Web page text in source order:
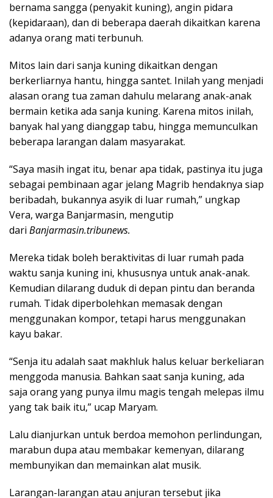
bernama sangga (penyakit kuning), angin pidara
(kepidaraan), dan di beberapa daerah dikaitkan karena
adanya orang mati terbunuh.
Mitos lain dari sanja kuning dikaitkan dengan
berkerliarnya hantu, hingga santet. Inilah yang menjadi
alasan orang tua zaman dahulu melarang anak-anak
bermain ketika ada sanja kuning. Karena mitos inilah,
banyak hal yang dianggap tabu, hingga memunculkan
beberapa larangan dalam masyarakat.
“Saya masih ingat itu, benar apa tidak, pastinya itu juga
sebagai pembinaan agar jelang Magrib hendaknya siap
beribadah, bukannya asyik di luar rumah,” ungkap
Vera, warga Banjarmasin, mengutip
dari Banjarmasin.tribunews.
Mereka tidak boleh beraktivitas di luar rumah pada
waktu sanja kuning ini, khususnya untuk anak-anak.
Kemudian dilarang duduk di depan pintu dan beranda
rumah. Tidak diperbolehkan memasak dengan
menggunakan kompor, tetapi harus menggunakan
kayu bakar.
“Senja itu adalah saat makhluk halus keluar berkeliaran
menggoda manusia. Bahkan saat sanja kuning, ada
saja orang yang punya ilmu magis tengah melepas ilmu
yang tak baik itu,” ucap Maryam.
Lalu dianjurkan untuk berdoa memohon perlindungan,
marabun dupa atau membakar kemenyan, dilarang
membunyikan dan memainkan alat musik.
Larangan-larangan atau anjuran tersebut jika